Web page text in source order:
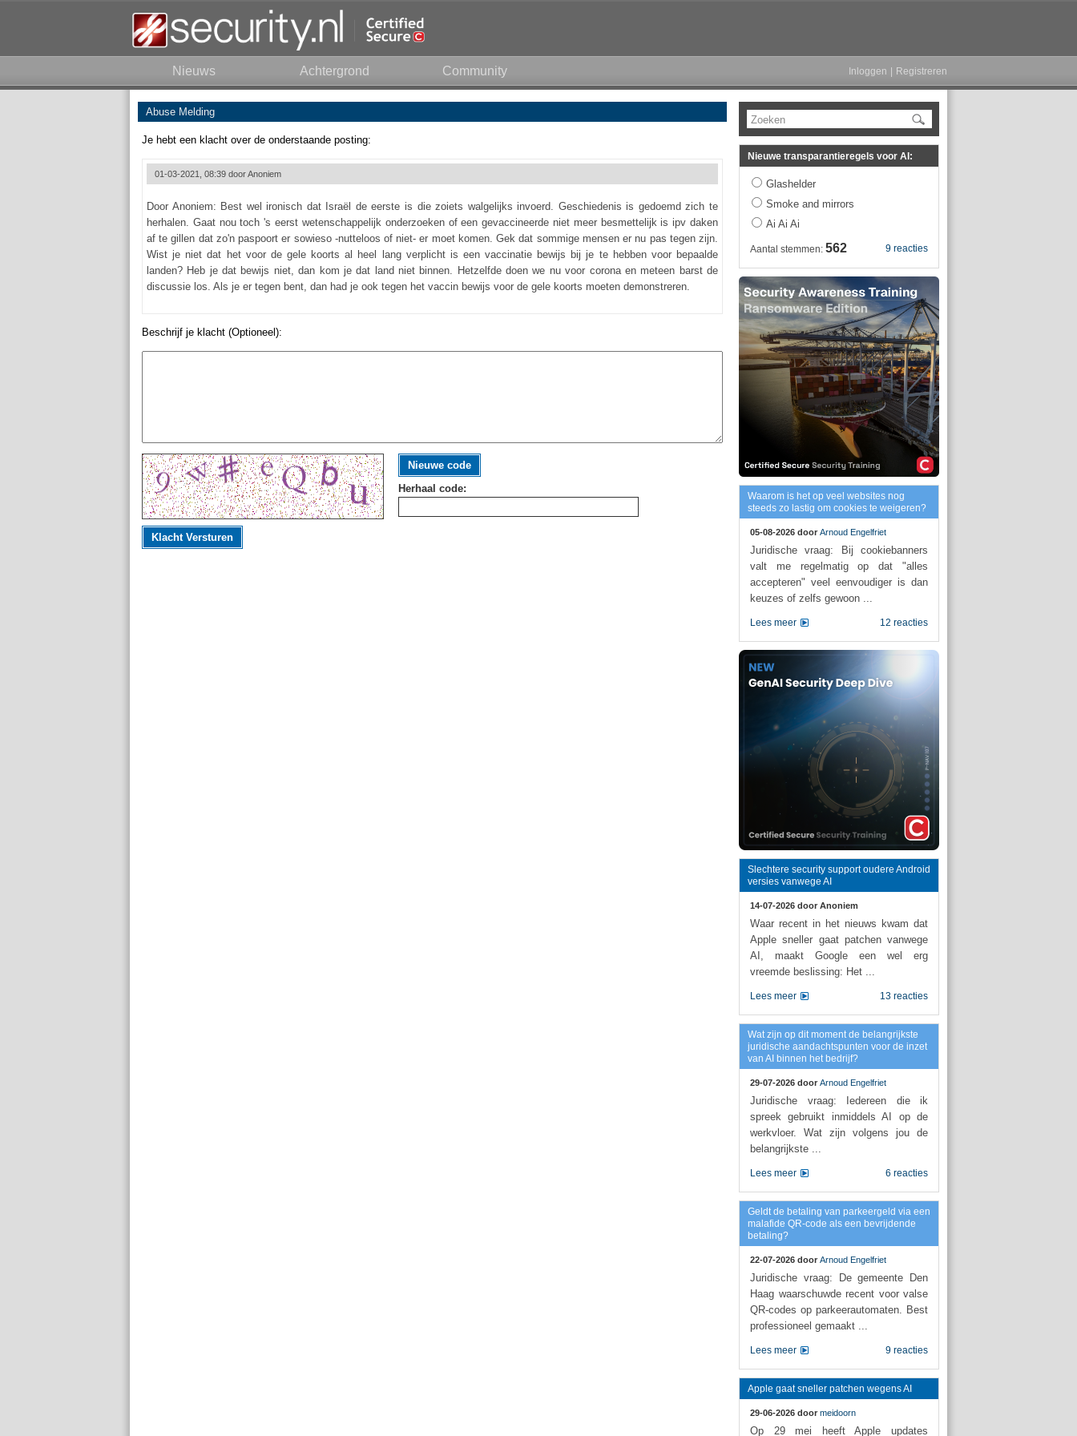
Nieuws Achtergrond Community Inloggen Registreren
Abuse Melding
Je hebt een klacht over de onderstaande posting:
01-03-2021, 08:39 doorAnoniem
Door Anoniem: Best wel ironisch dat Israël de eerste is die zoiets walgelijks invoerd. Geschiedenis is gedoemd zich te
herhalen. Gaat nou toch 's eerst wetenschappelijk onderzoeken of een gevaccineerde niet meer besmettelijk is ipv daken
af te gillen dat zo'n paspoort er sowieso -nutteloos of niet- er moet komen. Gek dat sommige mensen er nu pas tegen zijn.
Wist je niet dat het voor de gele koorts al heel lang verplicht is een vaccinatie bewijs bij je te hebben voor bepaalde
landen? Heb je dat bewijs niet, dan kom je dat land niet binnen. Hetzelfde doen we nu voor corona en meteen barst de
discussie los. Als je er tegen bent, dan had je ook tegen het vaccin bewijs voor de gele koorts moeten demonstreren.
Beschrijf je klacht (Optioneel):
Nieuwe code
Herhaal code:
Klacht Versturen
Zoeken
Nieuwe transparantieregels voor AI:
Glashelder
Smoke and mirrors
Ai Ai Ai
9 reacties
Aantal stemmen: 562
Waarom is het op veel websites nog
steeds zo lastig om cookies te weigeren?
05-08-2026 door Arnoud Engelfriet
Juridische vraag: Bij cookiebanners
valt me regelmatig op dat "alles
accepteren" veel eenvoudiger is dan
keuzes of zelfs gewoon ...
12 reacties
Lees meer
Slechtere security support oudere Android
versies vanwege AI
14-07-2026 door Anoniem
Waar recent in het nieuws kwam dat
Apple sneller gaat patchen vanwege
AI, maakt Google een wel erg
vreemde beslissing: Het ...
13 reacties
Lees meer
Wat zijn op dit moment de belangrijkste
juridische aandachtspunten voor de inzet
van AI binnen het bedrijf?
29-07-2026 door Arnoud Engelfriet
Juridische vraag: Iedereen die ik
spreek gebruikt inmiddels AI op de
werkvloer. Wat zijn volgens jou de
belangrijkste ...
6 reacties
Lees meer
Geldt de betaling van parkeergeld via een
malafide QR-code als een bevrijdende
betaling?
22-07-2026 door Arnoud Engelfriet
Juridische vraag: De gemeente Den
Haag waarschuwde recent voor valse
QR-codes op parkeerautomaten. Best
professioneel gemaakt ...
9 reacties
Lees meer
Apple gaat sneller patchen wegens AI
29-06-2026 door meidoorn
Op 29 mei heeft Apple updates